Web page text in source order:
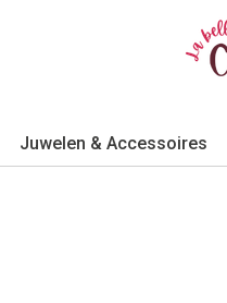
Juwelen & Accessoires